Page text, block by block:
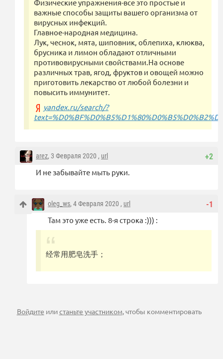
Физические упражнения-все это простые и
важные способы защиты вашего организма от
вирусных инфекций.
Главное-народная медицина.
Лук, чеснок, мята, шиповник, облепиха, клюква,
брусника и лимон обладают отличными
противовирусными свойствами.На основе
различных трав, ягод, фруктов и овощей можно
приготовить лекарство от любой болезни и
повысить иммунитет.
yandex.ru/search/?
+2
arez, 3 Февраля 2020 , url
И не забывайте мыть руки.
-1
oleg_ws, 4 Февраля 2020 , url
Там это уже есть. 8-я строка :))) :
经常用肥皂洗手；
Войдите илистаньте участником, чтобы комментировать